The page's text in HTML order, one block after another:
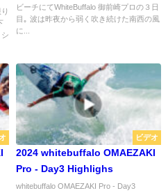
ビーチにてWhiteBuffalo 御前崎プロの３日
目｡ 波は昨夜から弱く吹き続けた南西の風
に...
ビデオ
2024 whitebuffalo OMAEZAKI
Pro - Day3 Highlighs
whitebuffalo OMAEZAKI Pro - Day3